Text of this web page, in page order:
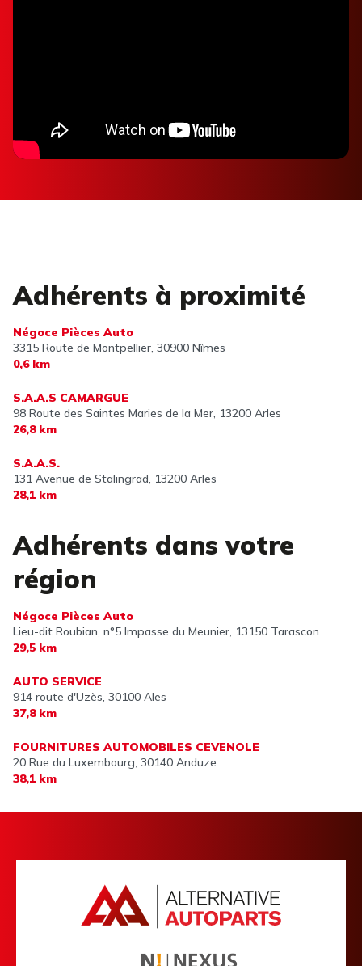
Adhérents à proximité
Négoce Pièces Auto
3315 Route de Montpellier, 30900 Nîmes
0,6 km
S.A.A.S CAMARGUE
98 Route des Saintes Maries de la Mer, 13200 Arles
26,8 km
S.A.A.S.
131 Avenue de Stalingrad, 13200 Arles
28,1 km
Adhérents dans votre
région
Négoce Pièces Auto
Lieu-dit Roubian, n°5 Impasse du Meunier, 13150 Tarascon
29,5 km
AUTO SERVICE
914 route d'Uzès, 30100 Ales
37,8 km
FOURNITURES AUTOMOBILES CEVENOLE
20 Rue du Luxembourg, 30140 Anduze
38,1 km